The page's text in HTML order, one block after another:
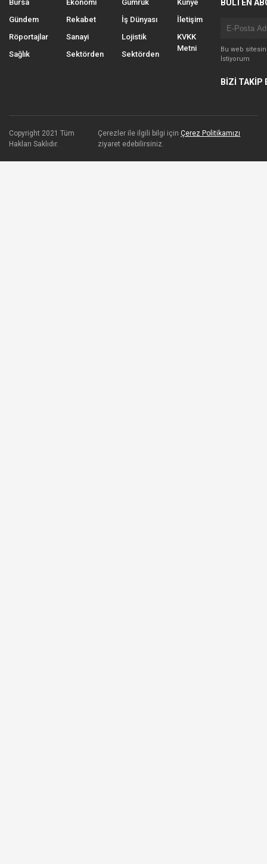
Bursa
Gündem
Röportajlar
Sağlık
Ekonomi
Rekabet
Sanayi
Sektörden
Gümrük
İş Dünyası
Lojistik
Sektörden
Künye
İletişim
KVKK
Metni
BÜLTEN
Bu web
İstiyorum
BİZİ TAKİP
Copyright 2021 Tüm
Hakları Saklıdır.
Çerezler ile ilgili bilgi içinÇerez Politikamızı
ziyaret edebilirsiniz.